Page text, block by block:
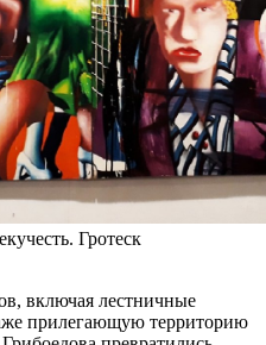
Гротеск
включая лестничные
прилегающую территорию